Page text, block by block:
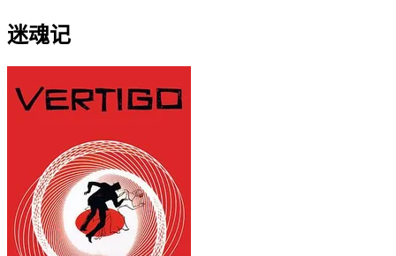
迷魂记